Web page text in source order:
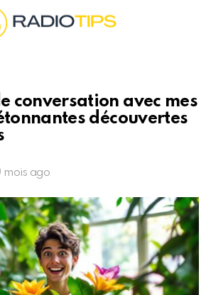
conversation avec mes
découvertes
mois ago